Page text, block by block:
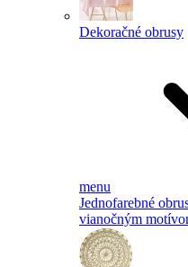
Dekoračné obrusy
menu
Jednofarebné
vianočným